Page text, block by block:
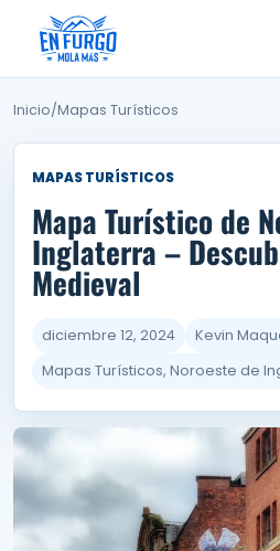
contenido
Inicio/Mapas Turísticos
MAPAS TURÍSTICOS
Mapa Turístico de
Inglaterra –
Medieval
diciembre 12, 2024
Kevin
Mapas Turísticos, Noroeste de